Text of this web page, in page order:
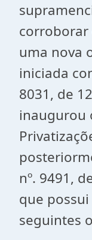
corroborar
uma nova
iniciada
8031, de
inaugurou
nº. 9491,
que
seguintes